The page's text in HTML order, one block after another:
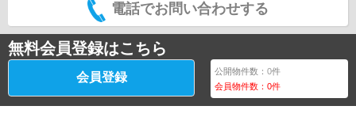
電話でお問い合わせする
無料会員登録はこちら
会員登録 公開物件数：0件
会員物件数：0件